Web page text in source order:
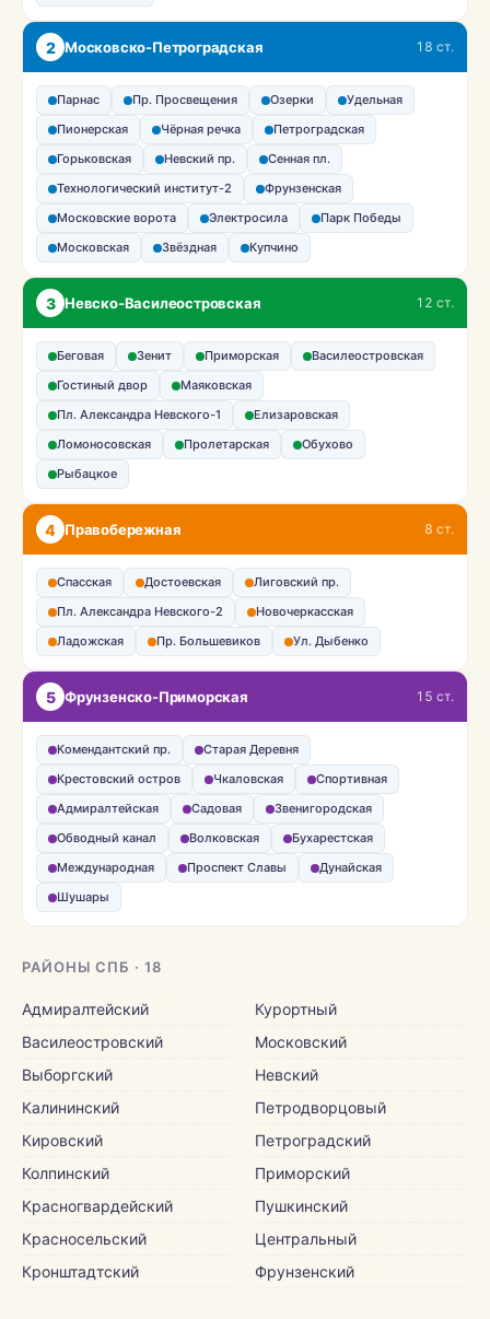
2 Московско-Петроградская 18 ст.
Парнас Пр. Просвещения Озерки
Удельная
Пионерская
Чёрная речка
Петроградская
Горьковская
Невский пр.
Сенная пл.
Технологический институт-2
Фрунзенская
Московские ворота
Электросила
Парк Победы
Московская
Звёздная Купчино
3 Невско-Василеостровская 12 ст.
Беговая Зенит Приморская
Василеостровская
Гостиный двор
Маяковская
Пл. Александра Невского-1
Елизаровская
Ломоносовская
Пролетарская
Обухово
Рыбацкое
4 Правобережная 8 ст.
Спасская Достоевская
Лиговский пр.
Пл. Александра Невского-2
Новочеркасская
Ладожская
Пр. Большевиков Ул. Дыбенко
5 Фрунзенско-Приморская 15 ст.
Комендантский пр.
Старая Деревня
Крестовский остров
Чкаловская
Спортивная
Адмиралтейская
Садовая
Звенигородская
Обводный канал
Волковская
Бухарестская
Международная
Проспект Славы
Дунайская
Шушары
РАЙОНЫ СПБ · 18
Адмиралтейский
Василеостровский
Выборгский
Калининский
Кировский
Колпинский
Красногвардейский
Красносельский
Кронштадтский
Курортный
Московский
Невский
Петродворцовый
Петроградский
Приморский
Пушкинский
Центральный
Фрунзенский